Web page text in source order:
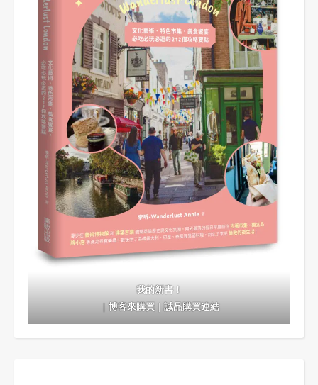
我的新書！
｜博客來購買｜誠品購買連結